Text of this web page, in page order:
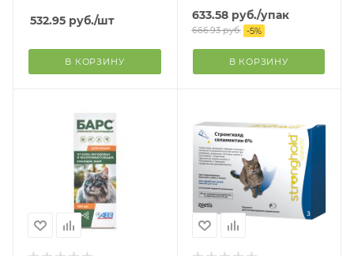
532.95 руб./шт
В КОРЗИНУ
633.58руб./упак
666.93руб. -5%
В КОРЗИНУ